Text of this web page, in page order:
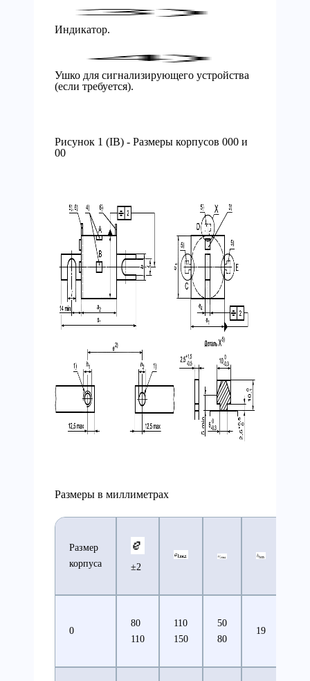
Индикатор.
Ушко для сигнализирующего устройства
(если требуется).
Рисунок 1 (IB) - Размеры корпусов 000 и
00
Размеры в миллиметрах
Размер
корпуса
±2
0
80
110
110
150
50
80
19